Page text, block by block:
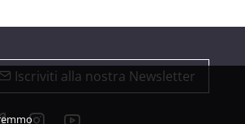
Iscriviti alla nostra Newsletter